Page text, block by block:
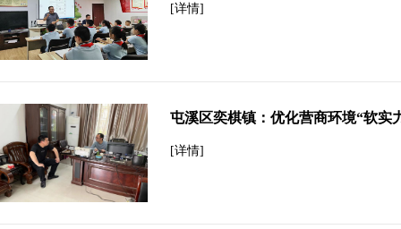
[详情]
屯溪区奕棋镇：优化营商环境“软实
[详情]